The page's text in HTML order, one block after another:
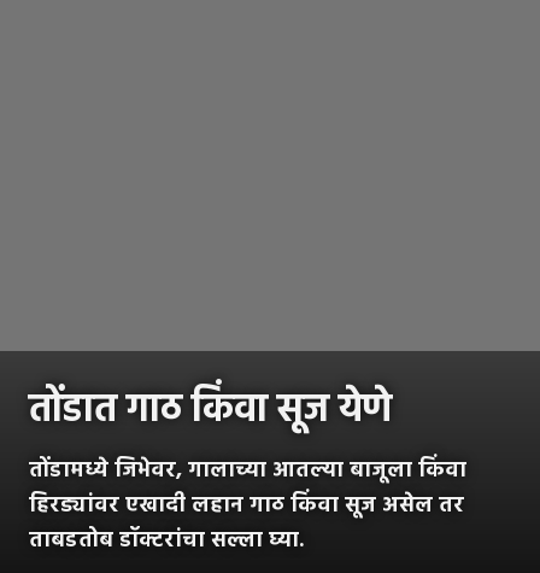
तोंडात गाठ किंवा सूज येणे
तोंडामध्ये जिभेवर, गालाच्या आतल्या बाजूला किंवा
हिरड्यांवर एखादी लहान गाठ किंवा सूज असेल तर
ताबडतोब डॉक्टरांचा सल्ला घ्या.